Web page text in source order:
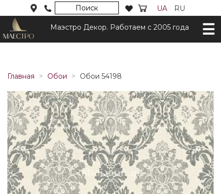
Поиск UA RU
Маэстро Декор. Работаем с 2005 года
Главная Обои Обои 54198